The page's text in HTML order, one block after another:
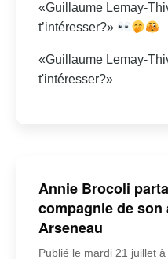
«Guillaume Lemay-
t’intéresser?»
«Guillaume Lemay-
t'intéresser?»
Annie Brocoli
compagnie de son
Arseneau
Publié le mardi 21 juillet à